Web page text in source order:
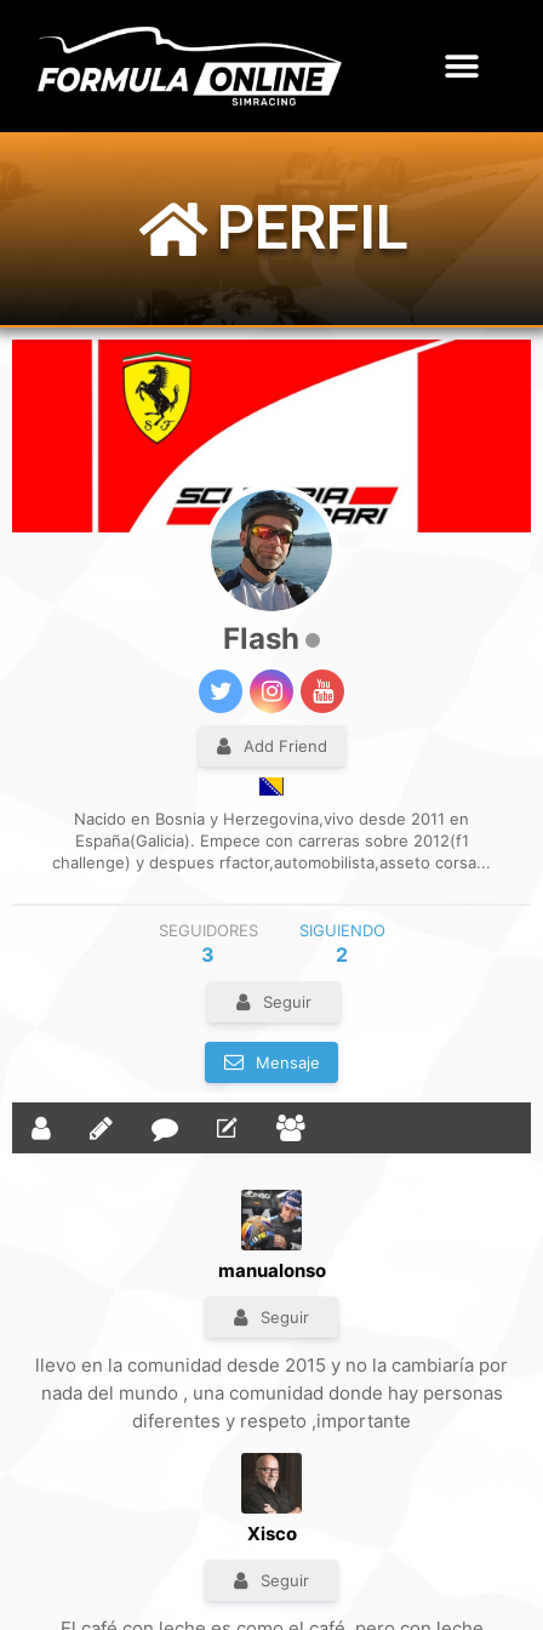
PERFIL
Flash
Add Friend
Nacido en Bosnia y Herzegovina,vivo desde 2011 en
España(Galicia). Empece con carreras sobre 2012(f1
challenge) y despues rfactor,automobilista,asseto corsa...
SEGUIDORES
3
SIGUIENDO
2
Seguir
Mensaje
manualonso
Seguir
llevo en la comunidad desde 2015 y no la cambiaría por
nada del mundo , una comunidad donde hay personas
diferentes y respeto ,importante
Xisco
Seguir